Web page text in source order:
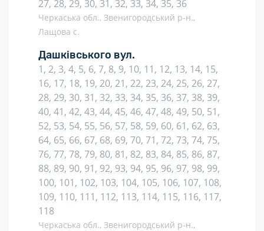
27, 28, 29, 30, 31, 32, 33, 34, 35, 36
Черкаська обл., Звенигородський р-н.,
Лащова с.
Дашківського вул.
1, 2, 3, 4, 5, 6, 7, 8, 9, 10, 11, 12, 13, 14, 15,
16, 17, 18, 19, 20, 21, 22, 23, 24, 25, 26, 27,
28, 29, 30, 31, 32, 33, 34, 35, 36, 37, 38, 39,
40, 41, 42, 43, 44, 45, 46, 47, 48, 49, 50, 51,
52, 53, 54, 55, 56, 57, 58, 59, 60, 61, 62, 63,
64, 65, 66, 67, 68, 69, 70, 71, 72, 73, 74, 75,
76, 77, 78, 79, 80, 81, 82, 83, 84, 85, 86, 87,
88, 89, 90, 91, 92, 93, 94, 95, 96, 97, 98, 99,
100, 101, 102, 103, 104, 105, 106, 107, 108,
109, 110, 111, 112, 113, 114, 115, 116, 117,
118
Черкаська обл., Звенигородський р-н.,